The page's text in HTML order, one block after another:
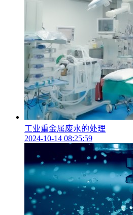
工业重金属废水的处理
2024-10-14 08:25:59